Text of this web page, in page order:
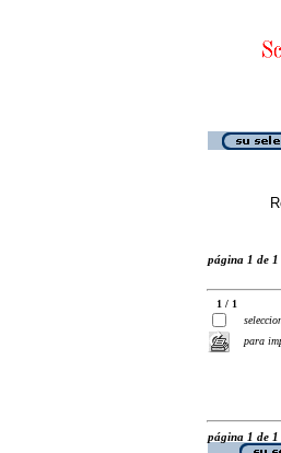
página 1 de 1
1 / 1
para
página 1 de 1